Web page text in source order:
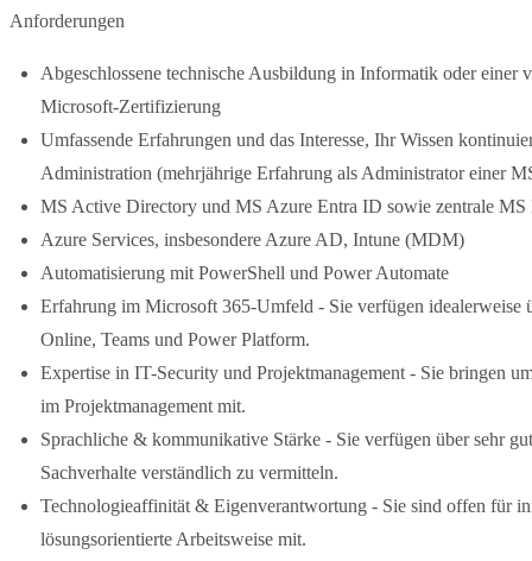
Anforderungen
Abgeschlossene technische Ausbildung in Informatik oder einer
Microsoft-Zertifizierung
Umfassende Erfahrungen und das Interesse, Ihr Wissen
Administration (mehrjährige Erfahrung als Administrator einer
MS Active Directory und MS Azure Entra ID sowie zentrale MS
Azure Services, insbesondere Azure AD, Intune (MDM)
Automatisierung mit PowerShell und Power Automate
Erfahrung im Microsoft 365-Umfeld - Sie verfügen idealerweise
Online, Teams und Power Platform.
Expertise in IT-Security und Projektmanagement - Sie bringen
im Projektmanagement mit.
Sprachliche & kommunikative Stärke - Sie verfügen über sehr
Sachverhalte verständlich zu vermitteln.
Technologieaffinität & Eigenverantwortung - Sie sind offen für
lösungsorientierte Arbeitsweise mit.